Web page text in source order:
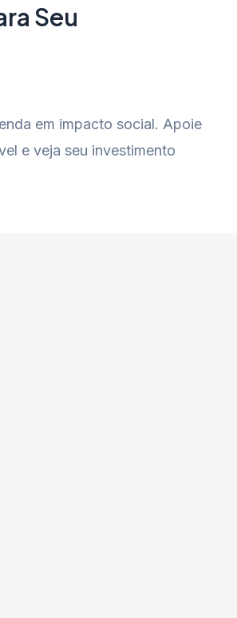
Seu
em impacto social. Apoie
e veja seu investimento